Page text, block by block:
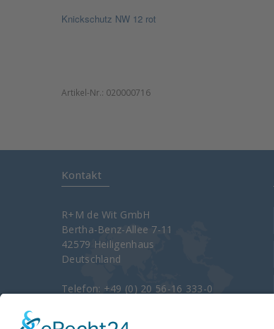
Knickschutz NW 12 rot
Artikel-Nr.: 020000716
Kontakt
R+M de Wit GmbH
Bertha-Benz-Allee 7-11
42579 Heiligenhaus
Deutschland
Telefon: +49 (0) 20 56-16 333-0
e-Mail:
info@rm-suttner.com